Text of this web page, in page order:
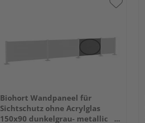
Biohort Wandpaneel für
Sichtschutz ohne Acrylglas
150x90 dunkelgrau- metallic